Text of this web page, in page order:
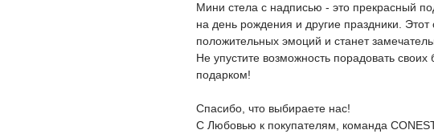
Мини стела с надписью - это прекрасный
на день рождения и другие праздники. Этот
положительных эмоций и станет
Не упустите возможность порадовать
подарком!
Спасибо, что выбираете нас!
С Любовью к покупателям, команда